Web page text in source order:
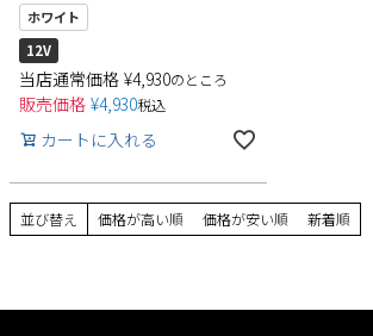
ホワイト
12V
当店通常価格 ¥4,930のところ
販売価格 ¥4,930税込
カートに入れる
並び替え 価格が高い順 価格が安い順 新着順